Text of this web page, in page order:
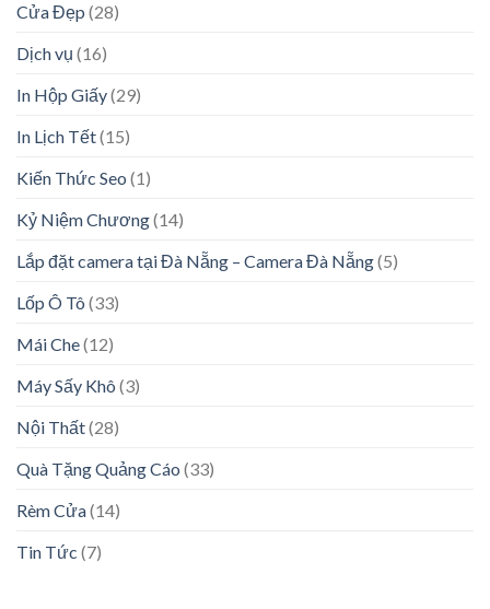
Cửa Đẹp (28)
Dịch vụ (16)
In Hộp Giấy(29)
In Lịch Tết(15)
Kiến Thức Seo (1)
Kỷ Niệm Chương(14)
Lắp đặt camera tại Đà Nẵng – Camera Đà Nẵng(5)
Lốp Ô Tô (33)
Mái Che(12)
Máy Sấy Khô (3)
Nội Thất(28)
Quà Tặng Quảng Cáo (33)
Rèm Cửa(14)
Tin Tức (7)